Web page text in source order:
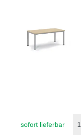
sofort lieferbar